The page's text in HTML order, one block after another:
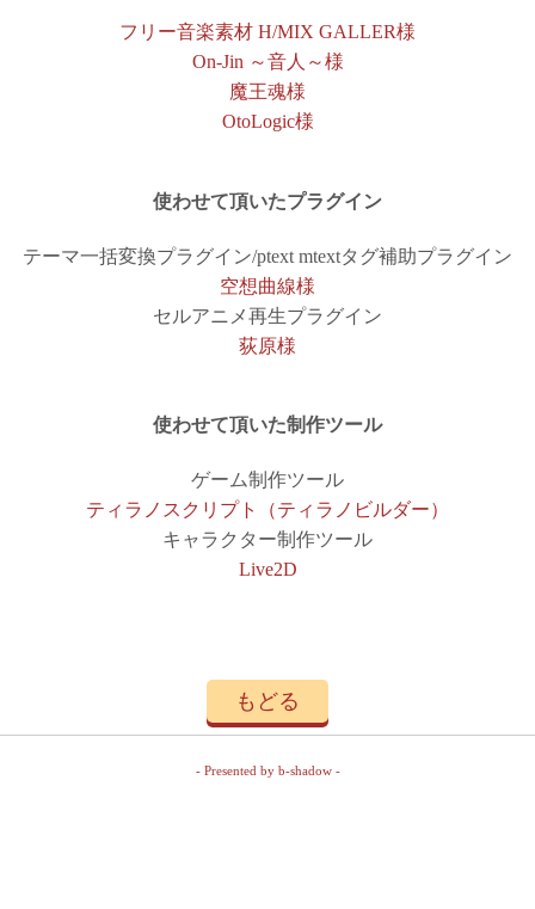
フリー音楽素材 H/MIX GALLER様
On-Jin ～音人～様
魔王魂様
OtoLogic様
使わせて頂いたプラグイン
テーマ一括変換プラグイン/ptext mtextタグ補助プラグイン
空想曲線様
セルアニメ再生プラグイン
荻原様
使わせて頂いた制作ツール
ゲーム制作ツール
ティラノスクリプト（ティラノビルダー）
キャラクター制作ツール
Live2D
もどる
- Presented by b-shadow -